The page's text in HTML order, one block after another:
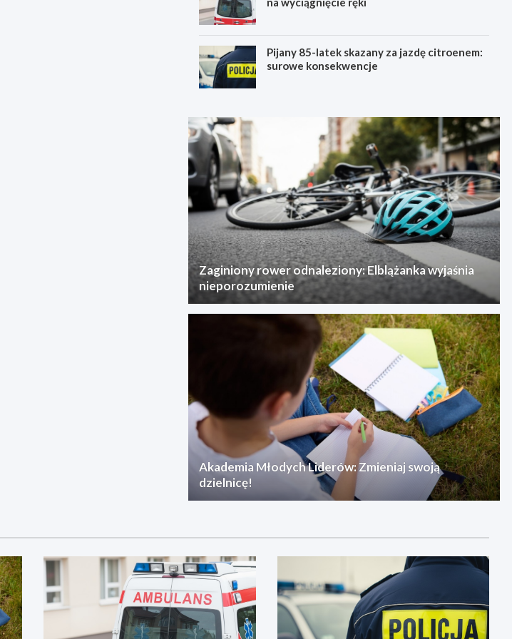
Pijany 85-latek skazany za jazdę citroenem:
surowe konsekwencje
Zaginiony rower odnaleziony: Elblążanka wyjaśnia
nieporozumienie
Akademia Młodych Liderów: Zmieniaj swoją
dzielnicę!